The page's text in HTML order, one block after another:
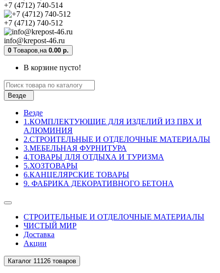
+7 (4712) 740-514
+7 (4712) 740-512
info@krepost-46.ru
0 Tоваров, на 0.00 р.
В корзине пусто!
Везде
Везде
1.КОМПЛЕКТУЮЩИЕ ДЛЯ ИЗДЕЛИЙ ИЗ ПВХ И
АЛЮМИНИЯ
2.СТРОИТЕЛЬНЫЕ И ОТДЕЛОЧНЫЕ МАТЕРИАЛЫ
3.МЕБЕЛЬНАЯ ФУРНИТУРА
4.ТОВАРЫ ДЛЯ ОТДЫХА И ТУРИЗМА
5.ХОЗТОВАРЫ
6.КАНЦЕЛЯРСКИЕ ТОВАРЫ
9. ФАБРИКА ДЕКОРАТИВНОГО БЕТОНА
СТРОИТЕЛЬНЫЕ И ОТДЕЛОЧНЫЕ МАТЕРИАЛЫ
ЧИСТЫЙ МИР
Доставка
Акции
Каталог 11126 товаров